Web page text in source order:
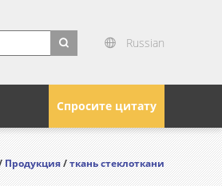
Russian
Спросите цитату
Продукция/ткань стеклоткани